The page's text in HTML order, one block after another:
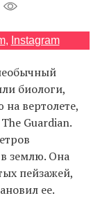
, Instagram
биологи,
вертолете,
The Guardian.
землю. Она
пейзажей,
ее.